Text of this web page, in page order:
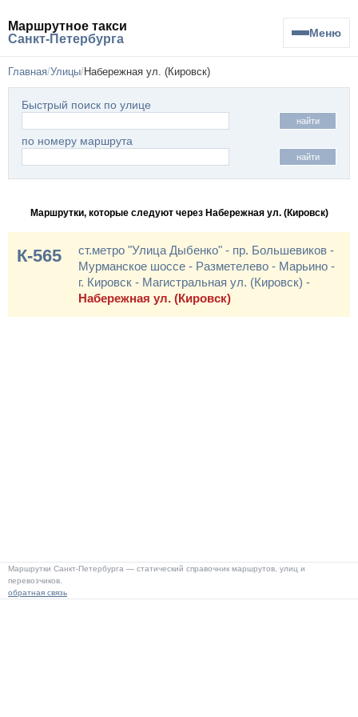
Маршрутное такси
Санкт-Петербурга
Меню
Главная Улицы Набережная ул. (Кировск)
Быстрый поиск по улице
найти
по номеру маршрута
найти
Маршрутки, которые следуют через Набережная ул. (Кировск)
К-565
ст.метро "Улица Дыбенко" - пр. Большевиков -
Мурманское шоссе - Разметелево - Марьино -
г. Кировск - Магистральная ул. (Кировск) -
Набережная ул. (Кировск)
Маршрутки Санкт-Петербурга — статический справочник маршрутов, улиц и
перевозчиков.
обратная связь